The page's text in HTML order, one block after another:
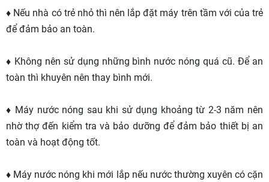
♦ Nếu nhà có trẻ nhỏ thì nên lắp đặt máy trên tầm với của trẻ
để đảm bảo an toàn.
♦ Không nên sử dụng những bình nước nóng quá cũ. Để an
toàn thì khuyên nên thay bình mới.
♦ Máy nước nóng sau khi sử dụng khoảng từ 2-3 năm nên
nhờ thợ đến kiểm tra và bảo dưỡng để đảm bảo thiết bị an
toàn và hoạt động tốt.
♦ Máy nước nóng khi mới lắp nếu nước thường xuyên có cặn